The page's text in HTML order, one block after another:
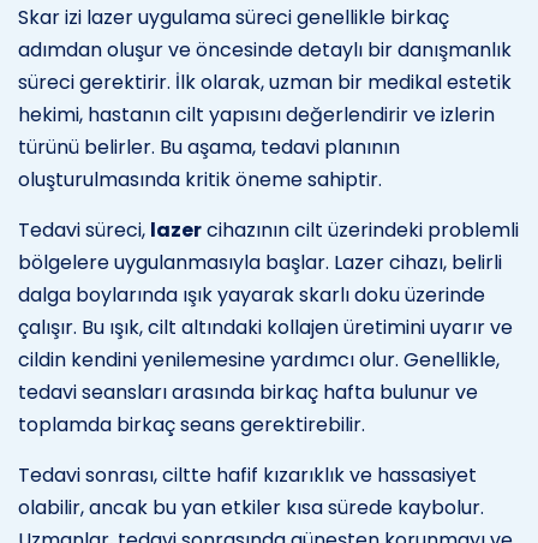
Skar izi lazer uygulama süreci genellikle birkaç
adımdan oluşur ve öncesinde detaylı bir danışmanlık
süreci gerektirir. İlk olarak, uzman bir medikal estetik
hekimi, hastanın cilt yapısını değerlendirir ve izlerin
türünü belirler. Bu aşama, tedavi planının
oluşturulmasında kritik öneme sahiptir.
Tedavi süreci, lazercihazının cilt üzerindeki problemli
bölgelere uygulanmasıyla başlar. Lazer cihazı, belirli
dalga boylarında ışık yayarak skarlı doku üzerinde
çalışır. Bu ışık, cilt altındaki kollajen üretimini uyarır ve
cildin kendini yenilemesine yardımcı olur. Genellikle,
tedavi seansları arasında birkaç hafta bulunur ve
toplamda birkaç seans gerektirebilir.
Tedavi sonrası, ciltte hafif kızarıklık ve hassasiyet
olabilir, ancak bu yan etkiler kısa sürede kaybolur.